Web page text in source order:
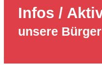
Infos /
unsere Bürger